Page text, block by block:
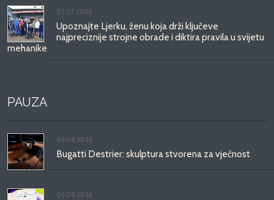
20.07.2026.
Upoznajte Ljerku, ženu koja drži ključeve
najpreciznije strojne obrade i diktira pravila u svijetu
mehanike
PAUZA
06.08.2026.
Bugatti Destrier: skulptura stvorena za vječnost
06.08.2026.